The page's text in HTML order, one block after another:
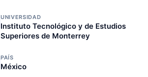
UNIVERSIDAD
Instituto Tecnológico y de Estudios
Superiores de Monterrey
PAÍS
México